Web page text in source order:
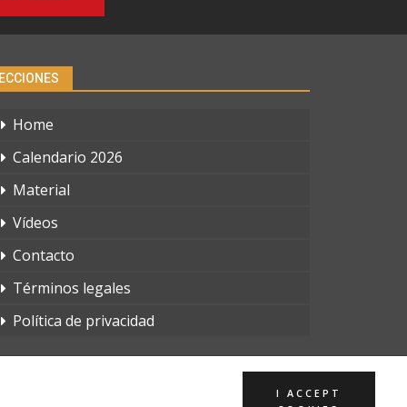
I ACCEPT
Home
Calendario 2026
Material
Vídeos
Contacto
Términos legales
Política de privacidad